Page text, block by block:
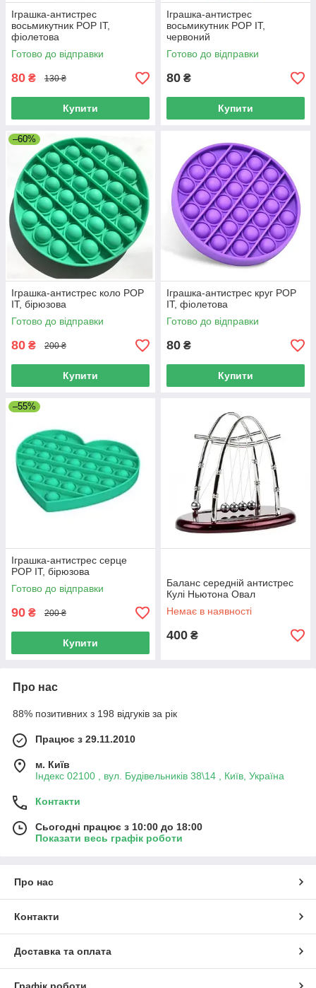
Іграшка-антистрес
восьмикутник POP IT,
фіолетова
Готово до відправки
80 ₴ 130 ₴
Купити
Іграшка-антистрес
восьмикутник POP IT,
червоний
Готово до відправки
80 ₴
Купити
–60%
Іграшка-антистрес коло POP
IT, бірюзова
Готово до відправки
80 ₴ 200 ₴
Купити
Іграшка-антистрес круг POP
IT, фіолетова
Готово до відправки
80 ₴
Купити
–55%
Іграшка-антистрес серце
POP IT, бірюзова
Готово до відправки
90 ₴ 200 ₴
Купити
Баланс середній антистрес
Кулі Ньютона Овал
Немає в наявності
400 ₴
Про нас
88% позитивних з 198 відгуків за рік
Працює з 29.11.2010
м. Київ
Індекс 02100 , вул. Будівельників 38\14 , Київ, Україна
Контакти
Сьогодні працює з 10:00 до 18:00
Показати весь графік роботи
Про нас
Контакти
Доставка та оплата